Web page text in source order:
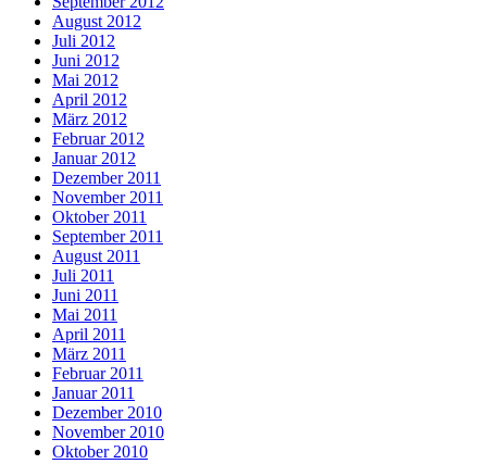
August 2012
Juli 2012
Juni 2012
Mai 2012
April 2012
März 2012
Februar 2012
Januar 2012
Dezember 2011
November 2011
Oktober 2011
September 2011
August 2011
Juli 2011
Juni 2011
Mai 2011
April 2011
März 2011
Februar 2011
Januar 2011
Dezember 2010
November 2010
Oktober 2010